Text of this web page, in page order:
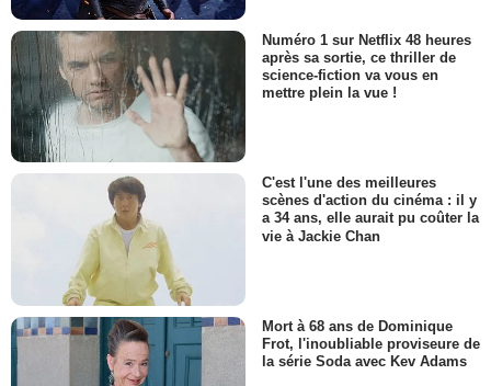
Numéro 1 sur Netflix 48 heures
après sa sortie, ce thriller de
science-fiction va vous en
mettre plein la vue !
C'est l'une des meilleures
scènes d'action du cinéma : il y
a 34 ans, elle aurait pu coûter la
vie à Jackie Chan
Mort à 68 ans de Dominique
Frot, l'inoubliable proviseure de
la série Soda avec Kev Adams